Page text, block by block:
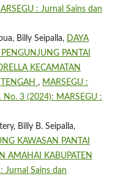
: Jurnal Sains dan
Billy Seipalla, DAYA
PANTAI
KECAMATAN
, MARSEGU :
No. 3 (2024): MARSEGU :
Billy B. Seipalla,
KAWASAN PANTAI
AMAHAI KABUPATEN
Jurnal Sains dan